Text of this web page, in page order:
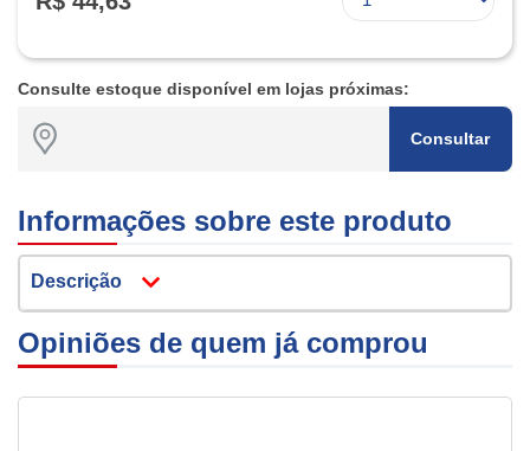
Consulte estoque disponível em lojas próximas:
Consultar
Informações sobre este produto
Descrição
Opiniões de quem já comprou